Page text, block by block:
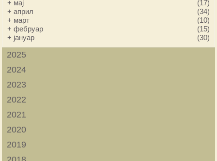
+ мај
(17)
+април
(34)
+ март
(10)
+фебруар
(15)
+ јануар (30)
2025
2024
2023
2022
2021
2020
2019